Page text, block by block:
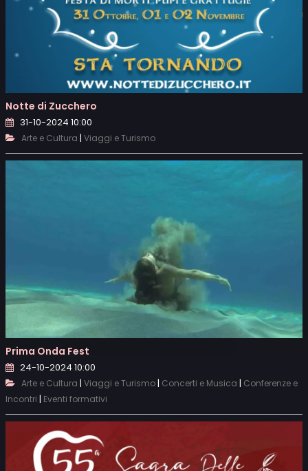
Notte di Zucchero
31-10-2024 10:00
Arte e Cultura | Viaggi e Turismo
Prima Onda Fest
24-10-2024 10:00
Arte e Cultura | Viaggi e Turismo| Concerti e Musica | Conferenze e
Incontri | Eventi formativi